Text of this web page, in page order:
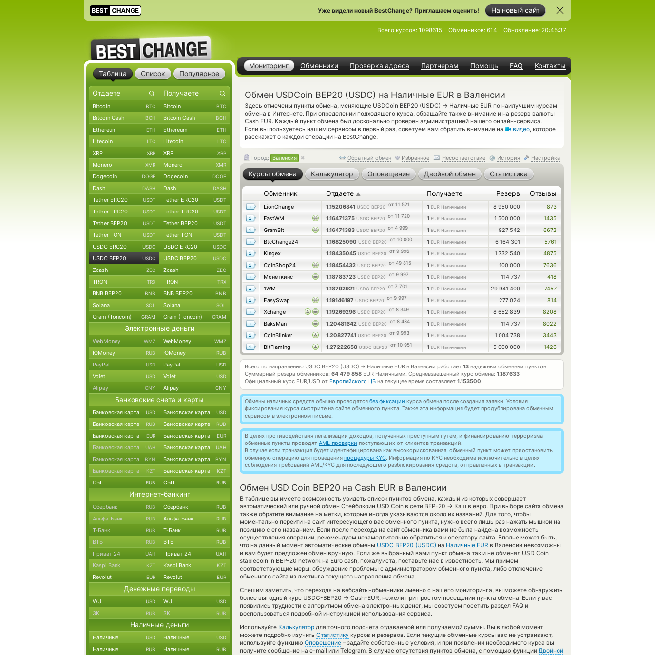
На новый сайт
Уже видели новый BestChange? Приглашаем оценить!
Мониторинг Обменники Проверка адреса Партнерам Помощь FAQ Контакты
Всего курсов: 1098615 Обменников: 614 Обновление: 20:45:37
Обмен USDCoin BEP20 (USDC) на Наличные EUR в Валенсии
Здесь отмечены пункты обмена, меняющие USDCoin BEP20 (USDC) → Наличные EUR по наилучшим курсам
обмена в Интернете. При определении подходящего курса, обращайте также внимание и на резерв валюты
Cash EUR. Каждый пункт обмена был досконально проверен администрацией нашего онлайн-сервиса.
Если вы пользуетесь нашим сервисом в первый раз, советуем вам обратить внимание на
видео, которое
расскажет о каждой операции на BestChange.
Обратный обмен Избранное Несоответствие История Настройка
Город: Валенсия
Курсы обмена Калькулятор Оповещение Двойной обмен Статистика
Обменник Отдаете ▲ Получаете Резерв Отзывы
LionChange 1.15206841 USDC BEP20 от 11 521 1 EUR Наличными 8 950 000
873
FastWM
1.16471375 USDC BEP20 от 11 720 1 EUR Наличными 1 500 000
1435
GramBit
1.16471383 USDC BEP20 от 4 999 1 EUR Наличными 927 542
6672
BtcChange24
1.16825090 USDC BEP20 от 10 000 1 EUR Наличными 6 164 301
5761
Kingex
1.18435045 USDC BEP20 от 9 996 1 EUR Наличными 1 732 540
4875
CoinShop24
1.18454432 USDC BEP20 от 49 815 1 EUR Наличными 100 000
7636
Монеткинс
1.18783723 USDC BEP20 от 9 997 1 EUR Наличными 114 737
418
1WM
1.18792921 USDC BEP20 от 7 701 1 EUR Наличными 29 941 400
7457
EasySwap
1.19146197 USDC BEP20 от 9 997 1 EUR Наличными 277 024
814
Xchange
1.19269296 USDC BEP20 от 8 349 1 EUR Наличными 8 652 839
8208
BaksMan
1.20481642 USDC BEP20 от 8 434 1 EUR Наличными 114 737
8022
CoinBlinker
1.20827741 USDC BEP20 от 9 993 1 EUR Наличными 1 004 738
3443
BitFlaming
1.27222658 USDC BEP20 от 10 951 1 EUR Наличными 5 000 000 1426
Всего по направлению USDC BEP20 (USDC) → Наличные EUR в Валенсии работает 13 надежных обменных пунктов.
Суммарный резерв обменников: 64 479 858 EUR Наличными. Средневзвешенный курс обмена: 1.187633
Официальный курс EUR/USD от Европейского ЦБ на текущее время составляет 1.153500
Обмены наличных средств обычно проводятся без фиксации курса обмена после создания заявки. Условия
фиксирования курса смотрите на сайте обменного пункта. Также эта информация будет продублирована обменным
сервисом в электронном письме.
В целях противодействия легализации доходов, полученных преступным путем, и финансированию терроризма
обменные пункты проводят AML-проверки поступающих от клиентов транзакций.
В случае если транзакция будет идентифицирована как высокорискованная, обменный пункт может приостановить
обменную операцию для проведения процедуры KYC. Информация по KYC необходима исключительно в целях
соблюдения требований AML/KYC для последующего разблокирования средств, отправленных в транзакции.
Обмен USD Coin BEP20 на Cash EUR в Валенсии
В таблице вы имеете возможность увидеть список пунктов обмена, каждый из которых совершает
автоматический или ручной обмен Стейблкоин USD Coin в сети BEP-20 → Кэш в евро. При выборе сайта обмена
также обратите внимание на метки, которые иногда указываются около их названий. Для того, чтобы
моментально перейти на сайт интересующего вас обменного пункта, нужно всего лишь раз нажать мышкой на
позицию с его названием. Если после перехода на сайт обменника вами не была найдена возможность
осуществления операции, рекомендуем незамедлительно обратиться к оператору сайта. Вполне может быть,
что на данный момент автоматические обмены USDC BEP20 (USDC) на Наличные EUR в Валенсии невозможны
и вам будет предложен обмен вручную. Если же выбранный вами пункт обмена так и не обменял USD Coin
stablecoin in BEP-20 network на Euro cash, пожалуйста, поставьте нас в известность. Мы примем
соответствующие меры: обсуждение проблемы с администратором обменного пункта, либо отключение
обменного сайта из листинга текущего направления обмена.
Спешим заметить, что переходя на вебсайты-обменники именно с нашего мониторинга, вы можете обнаружить
более выгодный курс USDC-BEP20 → Cash-EUR, нежели при простом посещении пункта обмена. Если у вас
появились трудности с алгоритмом обмена электронных денег, мы советуем посетить раздел FAQ и
воспользоваться подробной инструкцией использования сервиса.
Используйте Калькулятор для точного подсчета отдаваемой или получаемой суммы. Вы в любой момент
можете подробно изучить Статистику курсов и резервов. Если текущие обменные курсы вас не устраивают,
используйте функцию Оповещение – задайте собственные условия, и при появлении необходимого курса вы
получите сообщение на e-mail или Telegram. В случае отсутствия пунктов обмена, с помощью функции Двойной
Таблица Список Популярное
Bitcoin BTC Bitcoin BTC
Bitcoin Cash BCH Bitcoin Cash BCH
Ethereum ETH Ethereum ETH
Litecoin LTC Litecoin LTC
XRP XRP XRP XRP
Monero XMR Monero XMR
Dogecoin DOGE Dogecoin DOGE
Dash DASH Dash DASH
Tether ERC20 USDT Tether ERC20 USDT
Tether TRC20 USDT Tether TRC20 USDT
Tether BEP20 USDT Tether BEP20 USDT
Tether TON USDT Tether TON USDT
USDC ERC20 USDC USDC ERC20 USDC
USDC BEP20 USDC USDC BEP20 USDC
Zcash ZEC Zcash ZEC
TRON TRX TRON TRX
BNB BEP20 BNB BNB BEP20 BNB
Solana SOL Solana SOL
Gram (Toncoin) GRAM Gram (Toncoin) GRAM
Электронные деньги
WebMoney WMZ WebMoney WMZ
ЮMoney RUB ЮMoney RUB
PayPal USD PayPal USD
Volet USD Volet USD
Alipay CNY Alipay CNY
Банковские счета и карты
Банковская карта USD Банковская карта USD
Банковская карта RUB Банковская карта RUB
Банковская карта EUR Банковская карта EUR
Банковская карта UAH Банковская карта UAH
Банковская карта BYN Банковская карта BYN
Банковская карта KZT Банковская карта KZT
СБП RUB СБП RUB
Интернет-банкинг
Сбербанк RUB Сбербанк RUB
Альфа-Банк RUB Альфа-Банк RUB
Т-Банк RUB Т-Банк RUB
ВТБ RUB ВТБ RUB
Приват 24 UAH Приват 24 UAH
Kaspi Bank KZT Kaspi Bank KZT
Revolut EUR Revolut EUR
Денежные переводы
WU USD WU USD
ЗК RUB ЗК RUB
Наличные деньги
Наличные USD Наличные USD
Наличные RUB Наличные RUB